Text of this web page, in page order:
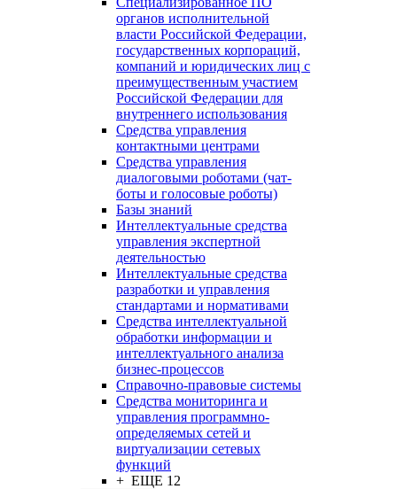
органов исполнительной
власти Российской Федерации,
государственных корпораций,
компаний и юридических лиц с
преимущественным участием
Российской Федерации для
внутреннего использования
Средства управления
контактными центрами
Средства управления
диалоговыми роботами (чат-
боты и голосовые роботы)
Базы знаний
Интеллектуальные средства
управления экспертной
деятельностью
Интеллектуальные средства
разработки и управления
стандартами и нормативами
Средства интеллектуальной
обработки информации и
интеллектуального анализа
бизнес-процессов
Справочно-правовые системы
Средства мониторинга и
управления программно-
определяемых сетей и
виртуализации сетевых
функций
+ ЕЩЕ 12